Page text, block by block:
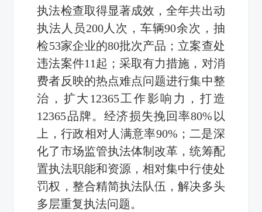
执法检查取得显著成效，全年共出动
执法人员200人次，车辆90余次，抽
检53家企业的80批次产品；立案查处
违法案件11起；采取有力措施，对消
费者反映的热点难点问题进行集中整
治，扩大 12365工作影响力，打造
12365品牌。经济损失挽回率80% 以
上，行政相对人满意率90% ； 二是深
化了市场监管执法体制改革，统筹配
置执法职能和资源，相对集中行使处
罚权，整合精简执法队伍，解决多头
多层重复执法问题。